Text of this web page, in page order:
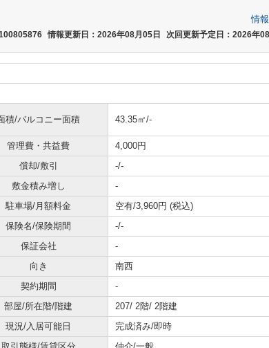
情
情報更新日：2026年08月05日 次回更新予定日：2026年
積/バルコニー面積 43.35㎡/-
管理費・共益費
4,000円
償却/敷引
-/-
敷金積み増し
-
駐車場/月額料金
空有/3,960円 (税込)
保険名/保険期間
-/-
保証会社
-
向き
南西
契約期間
-
部屋/所在階/階建
207/ 2階/ 2階建
現況/入居可能日
完成済み/即時